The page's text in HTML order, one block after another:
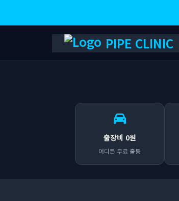
PIPE CLINIC
출장비 0원
어디든 무료 출동